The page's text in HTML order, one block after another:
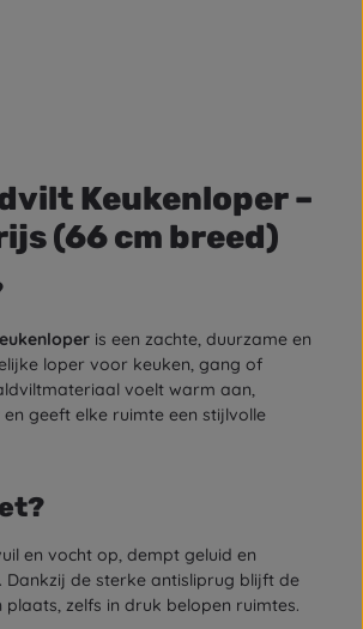
Keukenloper –
(66 cm breed)
is een zachte, duurzame en
loper voor keuken, gang of
voelt warm aan,
geeft elke ruimte een stijlvolle
en vocht op, dempt geluid en
de sterke antisliprug blijft de
zelfs in druk belopen ruimtes.